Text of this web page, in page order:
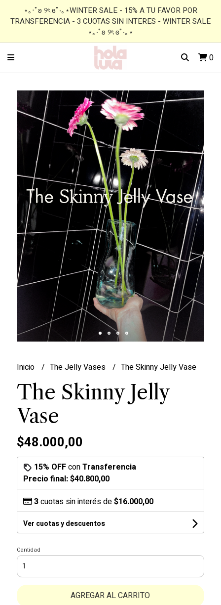
⋆｡‧˚ʚ ୨ৎ ɞ˚‧｡⋆WINTER SALE - 15% A TU FAVOR POR
TRANSFERENCIA - 3 CUOTAS SIN INTERES - WINTER SALE
⋆｡‧˚ʚ ୨ৎ ɞ˚‧｡⋆
0
Inicio The Jelly Vases The Skinny Jelly Vase
The Skinny Jelly
Vase
$48.000,00
15% OFFconTransferencia
Precio final:$40.800,00
3cuotas sin interés de$16.000,00
Ver cuotas y descuentos
Cantidad
AGREGAR AL CARRITO